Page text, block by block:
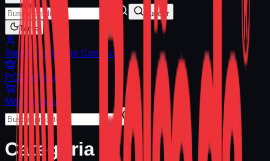
Buscar
Tema
Atendimento Fale Conosco
PCS Premium
Meu Carrinho
Categoria